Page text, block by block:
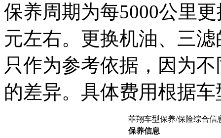
保养周期为每5000公里
元左右。更换机油、三
只作为参考依据，因为
的差异。具体费用根据
菲翔车型保养/保险综合信
保养信息